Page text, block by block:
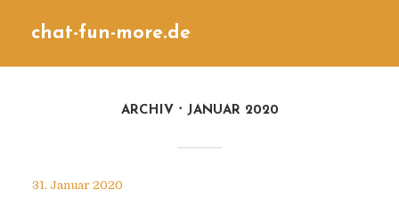
chat-fun-more.de
ARCHIV JANUAR 2020
31. Januar 2020